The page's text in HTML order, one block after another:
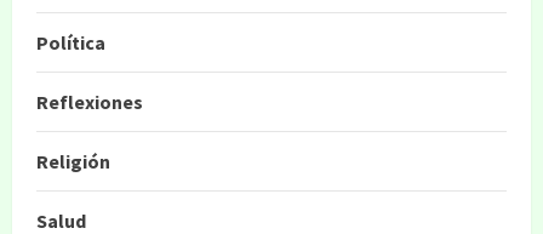
Política
Reflexiones
Religión
Salud